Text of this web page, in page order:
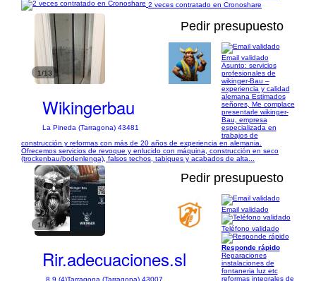
2 veces contratado en Cronoshare
1/13
Pedir presupuesto
Wikingerbau
La Pineda (Tarragona) 43481
Email validado
Asunto: servicios
profesionales de
wikinger-Bau –
experiencia y calidad
alemana Estimados
señores, Me complace
presentarle wikinger-
Bau, empresa
especializada en
trabajos de
construcción y reformas con más de 20 años de experiencia en alemania.
Ofrecemos servicios de revoque y enlucido con máquina, construcción en seco
(trockenbau/bodenlenga), falsos techos, tabiques y acabados de alta...
1/7
Pedir presupuesto
Rir.adecuaciones.sl
8,9 (4)Tarragona (Tarragona) 43007
Email validado
Teléfono validado
Responde rápido
Reparaciones
instalaciones de
fontaneria luz etc
reformas integrales de